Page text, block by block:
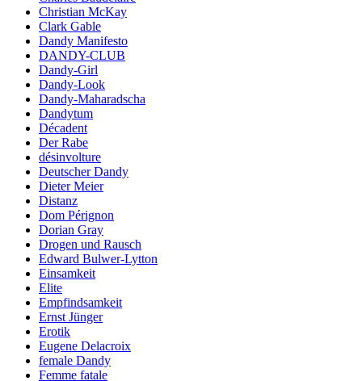
Christian McKay
Clark Gable
Dandy Manifesto
DANDY-CLUB
Dandy-Girl
Dandy-Look
Dandy-Maharadscha
Dandytum
Décadent
Der Rabe
désinvolture
Deutscher Dandy
Dieter Meier
Distanz
Dom Pérignon
Dorian Gray
Drogen und Rausch
Edward Bulwer-Lytton
Einsamkeit
Elite
Empfindsamkeit
Ernst Jünger
Erotik
Eugene Delacroix
female Dandy
Femme fatale